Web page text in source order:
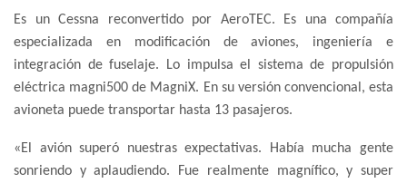
Es un Cessna reconvertido por AeroTEC. Es una compañía
especializada en modificación de aviones, ingeniería e
integración de fuselaje. Lo impulsa el sistema de propulsión
eléctrica magni500 de MagniX. En su versión convencional, esta
avioneta puede transportar hasta 13 pasajeros.
«El avión superó nuestras expectativas. Había mucha gente
sonriendo y aplaudiendo. Fue realmente magnífico, y super